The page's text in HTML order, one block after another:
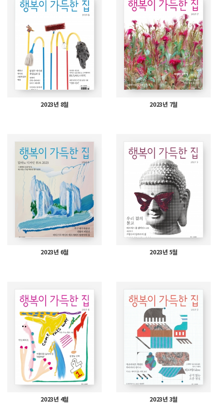
2023년 8월 2023년 7월
2023년 6월 2023년 5월
2023년 4월 2023년 3월